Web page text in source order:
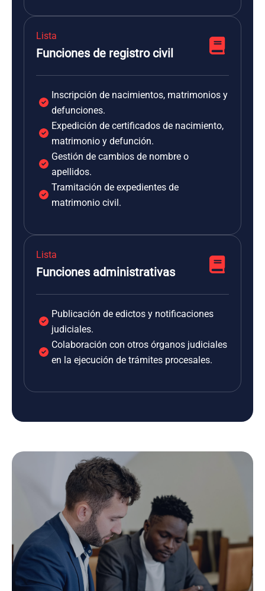
Lista
Funciones de registro civil
Inscripción de nacimientos, matrimonios y
defunciones.
Expedición de certificados de nacimiento,
matrimonio y defunción.
Gestión de cambios de nombre o
apellidos.
Tramitación de expedientes de
matrimonio civil.
Lista
Funciones administrativas
Publicación de edictos y notificaciones
judiciales.
Colaboración con otros órganos judiciales
en la ejecución de trámites procesales.